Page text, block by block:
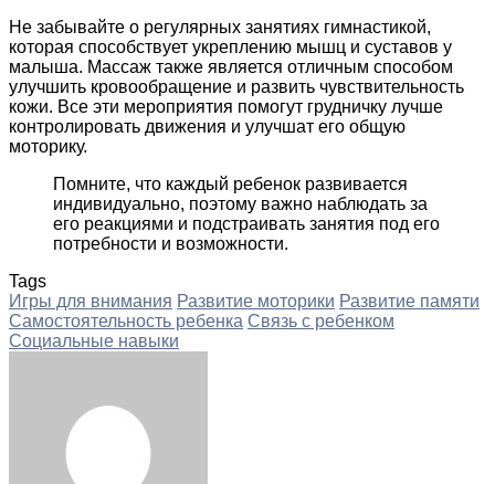
Не забывайте о регулярных занятиях гимнастикой,
которая способствует укреплению мышц и суставов у
малыша. Массаж также является отличным способом
улучшить кровообращение и развить чувствительность
кожи. Все эти мероприятия помогут грудничку лучше
контролировать движения и улучшат его общую
моторику.
Помните, что каждый ребенок развивается
индивидуально, поэтому важно наблюдать за
его реакциями и подстраивать занятия под его
потребности и возможности.
Tags
Игры для внимания Развитие моторики Развитие памяти
Самостоятельность ребенка Связь с ребенком
Социальные навыки